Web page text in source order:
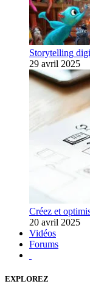
Storytelling
29 avril 2025
Créez et
20 avril 2025
Vidéos
Forums
EXPLOREZ